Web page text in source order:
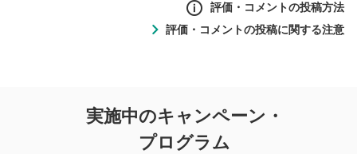
評価・コメントの投稿方法
評価・コメントの投稿に関する注意
投稿に関する注意
実施中のキャンペーン・
プログラム